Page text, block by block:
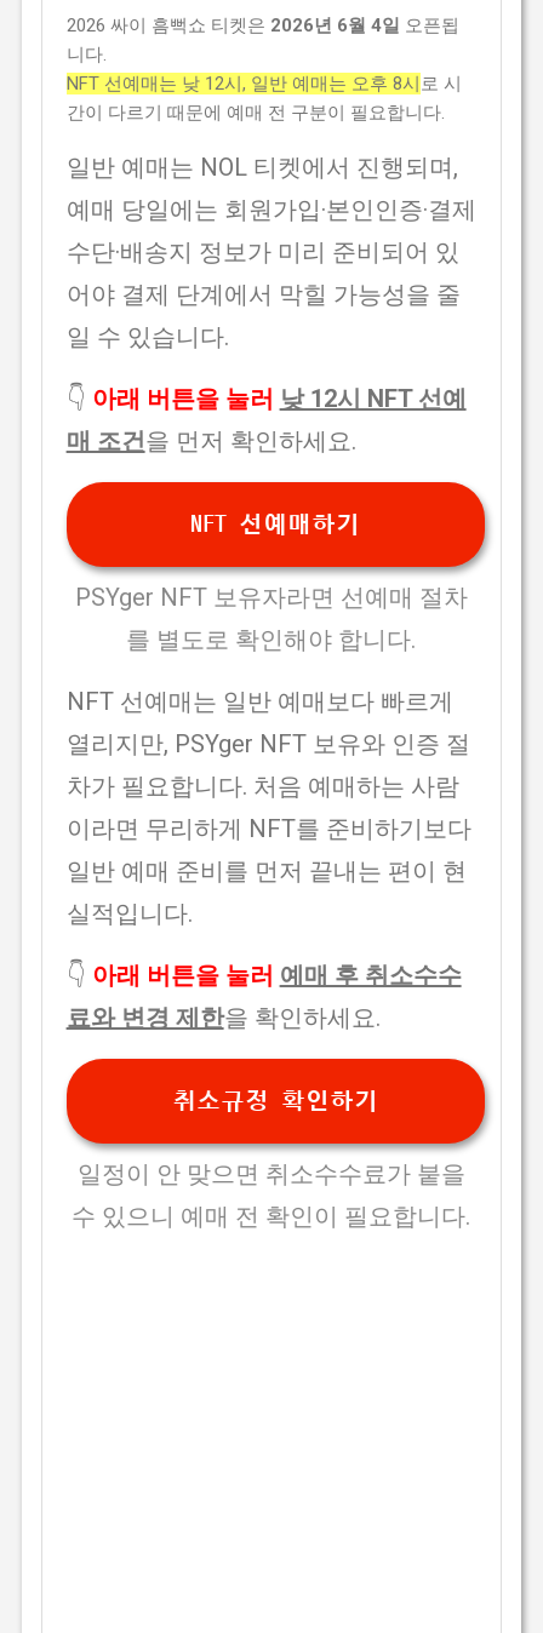
2026 싸이 흠뻑쇼 티켓은 2026년 6월 4일 오픈됩
니다.
NFT 선예매는 낮 12시, 일반 예매는 오후 8시로 시
간이 다르기 때문에 예매 전 구분이 필요합니다.
일반 예매는 NOL 티켓에서 진행되며,
예매 당일에는 회원가입·본인인증·결제
수단·배송지 정보가 미리 준비되어 있
어야 결제 단계에서 막힐 가능성을 줄
일 수 있습니다.
👇 아래 버튼을 눌러 낮 12시 NFT 선예
매 조건을 먼저 확인하세요.
NFT 선예매하기
PSYger NFT 보유자라면 선예매 절차
를 별도로 확인해야 합니다.
NFT 선예매는 일반 예매보다 빠르게
열리지만, PSYger NFT 보유와 인증 절
차가 필요합니다. 처음 예매하는 사람
이라면 무리하게 NFT를 준비하기보다
일반 예매 준비를 먼저 끝내는 편이 현
실적입니다.
👇 아래 버튼을 눌러 예매 후 취소수수
료와 변경 제한을 확인하세요.
취소규정 확인하기
일정이 안 맞으면 취소수수료가 붙을
수 있으니 예매 전 확인이 필요합니다.